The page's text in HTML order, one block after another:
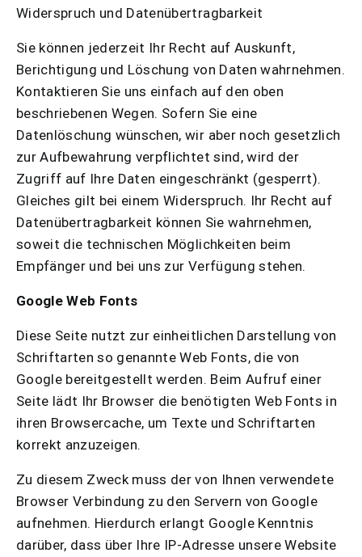
Widerspruch und Datenübertragbarkeit
Sie können jederzeit Ihr Recht auf Auskunft,
Berichtigung und Löschung von Daten wahrnehmen.
Kontaktieren Sie uns einfach auf den oben
beschriebenen Wegen. Sofern Sie eine
Datenlöschung wünschen, wir aber noch gesetzlich
zur Aufbewahrung verpflichtet sind, wird der
Zugriff auf Ihre Daten eingeschränkt (gesperrt).
Gleiches gilt bei einem Widerspruch. Ihr Recht auf
Datenübertragbarkeit können Sie wahrnehmen,
soweit die technischen Möglichkeiten beim
Empfänger und bei uns zur Verfügung stehen.
Google Web Fonts
Diese Seite nutzt zur einheitlichen Darstellung von
Schriftarten so genannte Web Fonts, die von
Google bereitgestellt werden. Beim Aufruf einer
Seite lädt Ihr Browser die benötigten Web Fonts in
ihren Browsercache, um Texte und Schriftarten
korrekt anzuzeigen.
Zu diesem Zweck muss der von Ihnen verwendete
Browser Verbindung zu den Servern von Google
aufnehmen. Hierdurch erlangt Google Kenntnis
darüber, dass über Ihre IP-Adresse unsere Website